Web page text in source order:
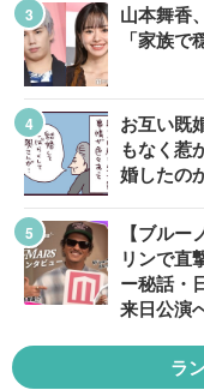
山本舞香
「家族
お互い既
もなく惹
婚したの
【ブル
リンで直
ー秘話・
来日公演
ラ